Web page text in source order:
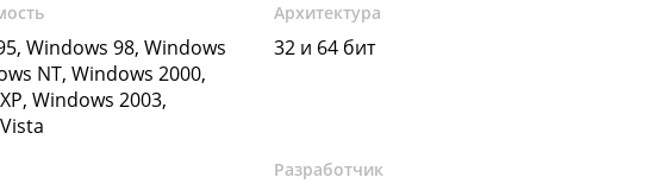
Windows 98, Windows
NT, Windows 2000,
Windows 2003,
Архитектура
32 и 64 бит
Разработчик